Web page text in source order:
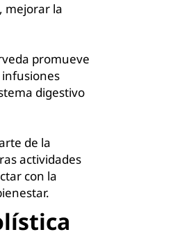
mejorar la
promueve
infusiones
digestivo
de la
actividades
con la